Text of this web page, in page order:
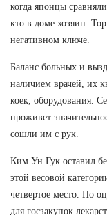
когда японцы
кто в доме хозяин.
негативном ключе.
Баланс больных и
наличием врачей, их
коек, оборудования.
проживет
сошли им с рук.
Ким Ун Гук оставил
этой весовой
четвертое место. По
для госзакупок